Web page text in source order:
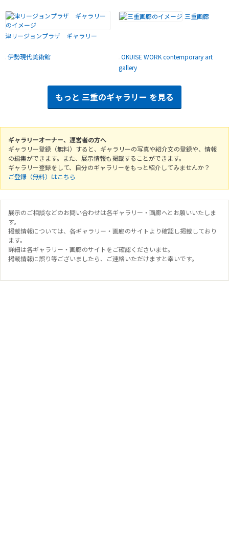
津リージョンプラザ ギャラリー
三重画廊
伊勢現代美術館
OKUISE WORK contemporary art
gallery
もっと 三重のギャラリー を見る
ギャラリーオーナー、運営者の方へ
ギャラリー登録（無料）すると、ギャラリーの写真や紹介文の登録や、情報
の編集ができます。また、展示情報も掲載することができます。
ギャラリー登録をして、自分のギャラリーをもっと紹介してみませんか？
ご登録（無料）はこちら
展示のご相談などのお問い合わせは各ギャラリー・画廊へとお願いいたしま
す。
掲載情報については、各ギャラリー・画廊のサイトより確認し掲載しており
ます。
詳細は各ギャラリー・画廊のサイトをご確認くださいませ。
掲載情報に誤り等ございましたら、ご連絡いただけますと幸いです。